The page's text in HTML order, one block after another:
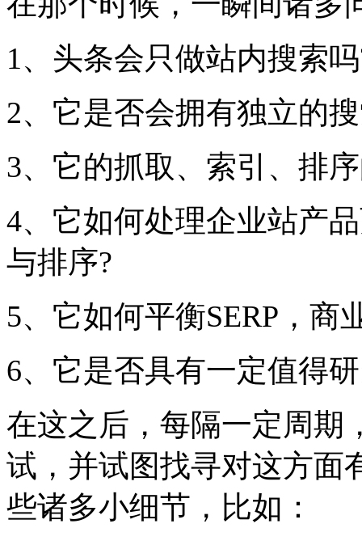
1、头条会只做站内搜索
2、它是否会拥有独立的
3、它的抓取、索引、排
4、它如何处理企业站产
与排序?
5、它如何平衡SERP，商
6、它是否具有一定值得
在这之后，每隔一定周期
试，并试图找寻对这方面
些诸多小细节，比如：